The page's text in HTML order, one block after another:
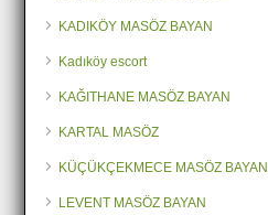
KADIKÖY MASÖZ BAYAN
Kadıköy escort
KAĞITHANE MASÖZ BAYAN
KARTAL MASÖZ
KÜÇÜKÇEKMECE MASÖZ BAYAN
LEVENT MASÖZ BAYAN